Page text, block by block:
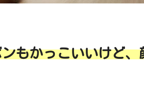
もかっこいいけど